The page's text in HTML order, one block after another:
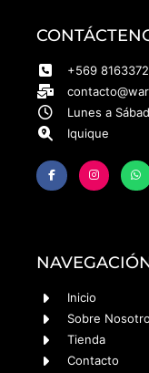
+569
Lunes a
Iquique
Inicio
Sobre
Tienda
Contacto